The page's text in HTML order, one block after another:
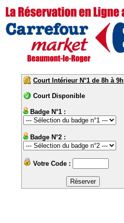
Court Intérieur N°1 de 8h à 9h
Court Disponible
Badge N°1 :
Badge N°2 :
Votre Code :